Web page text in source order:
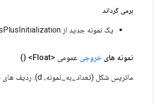
برمی گرداند
یک نمونه جدید از KmeansPlusPlusInitialization
نمونه های خروجی عمومی <Float> ()
ماتریس شکل (تعداد_به_نمونه، d). ردیف های نمونه برداری شده